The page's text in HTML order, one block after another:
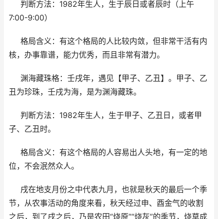
判断方法：1982年生人，生于辰日或者辰时（上午
7:00-9:00）
格局含义：有这个格局的人比较内敛，但非常干活有内
核，办事靠谱，能力优秀，而且非常有潜力。
渊海藏珠格：壬戌年，遇见【甲子、乙丑】。甲子、乙
丑为珍珠，壬戌为海，是为渊海藏珠。
判断方法：1982年生人，生于甲子、乙丑日，或者甲
子、乙丑时。
格局含义：有这个格局的人容易出人头地，有一定的地
位，不会泯然众人。
戌在地支月份之中代表九月，也就是秋天的最后一个季
节，从农事活动的角度来看，秋天经过申、酉金气的收割
之后，到了戌之后，乃是农田“烧原”“烧灰”的季节，烧草成